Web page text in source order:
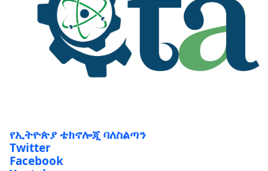
Twitter
Facebook
Youtube